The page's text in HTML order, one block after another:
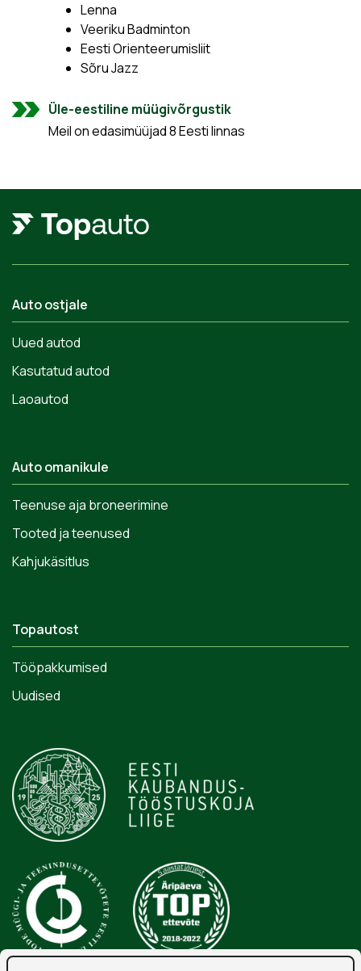
Lenna
Veeriku Badminton
Eesti Orienteerumisliit
Sõru Jazz
Üle-eestiline müügivõrgustik
Meil on edasimüüjad 8 Eesti linnas
Auto ostjale
Uued autod
Kasutatud autod
Laoautod
Auto omanikule
Teenuse aja broneerimine
Tooted ja teenused
Kahjukäsitlus
Topautost
Tööpakkumised
Uudised